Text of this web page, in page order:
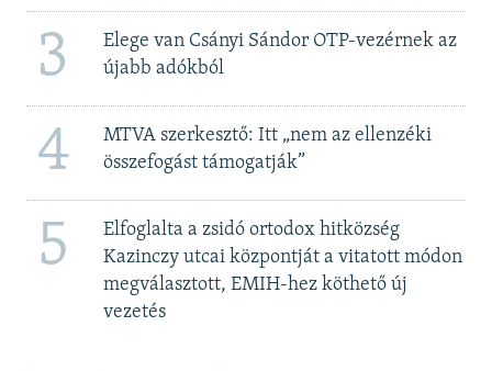
3
Elege van Csányi Sándor OTP-vezérnek az
újabb adókból
4
MTVA szerkesztő: Itt „nem az ellenzéki
összefogást támogatják”
5
Elfoglalta a zsidó ortodox hitközség
Kazinczy utcai központját a vitatott módon
megválasztott, EMIH-hez köthető új
vezetés